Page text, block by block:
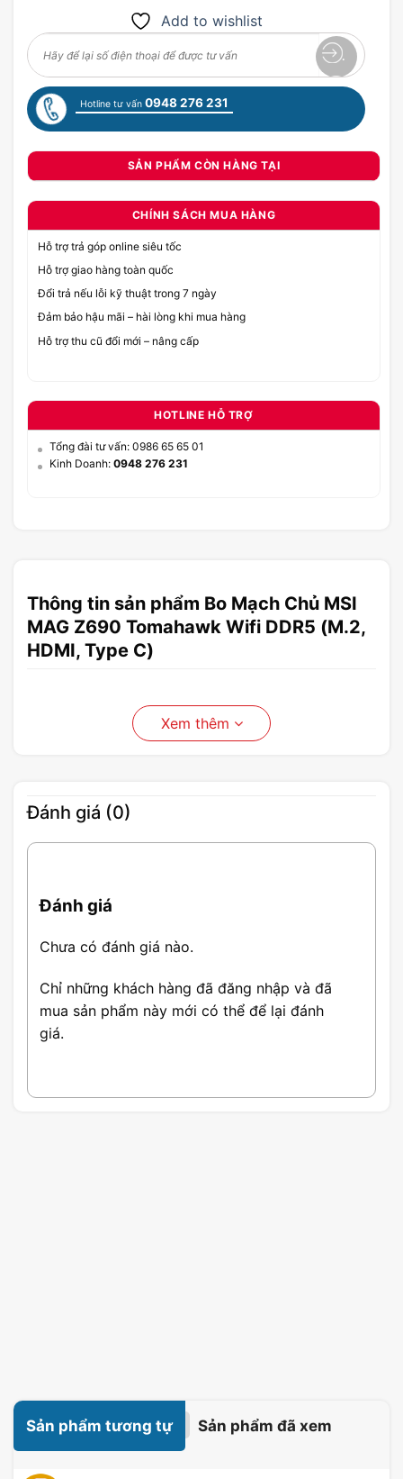
Add to wishlist
Hotline tư vấn 0948 276 231
SẢN PHẨM CÒN HÀNG TẠI
CHÍNH SÁCH MUA HÀNG
Hỗ trợ trả góp online siêu tốc
Hỗ trợ giao hàng toàn quốc
Đổi trả nếu lỗi kỹ thuật trong 7 ngày
Đảm bảo hậu mãi – hài lòng khi mua hàng
Hỗ trợ thu cũ đổi mới – nâng cấp
HOTLINE HỖ TRỢ
Tổng đài tư vấn: 0986 65 65 01
Kinh Doanh: 0948 276 231
Thông tin sản phẩm Bo Mạch Chủ MSI
MAG Z690 Tomahawk Wifi DDR5 (M.2,
HDMI, Type C)
Xem thêm
Đánh giá (0)
Đánh giá
Chưa có đánh giá nào.
Chỉ những khách hàng đã đăng nhập và đã
mua sản phẩm này mới có thể để lại đánh
giá.
Sản phẩm tương tự Sản phẩm đã xem